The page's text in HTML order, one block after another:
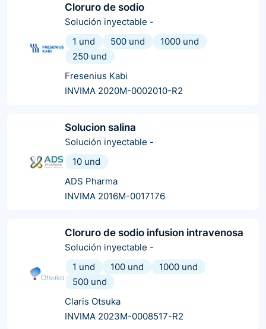
Cloruro de sodio
Solución inyectable -
1 und
500 und
1000 und
250 und
Fresenius Kabi
INVIMA 2020M-0002010-R2
Solucion salina
Solución inyectable -
10 und
ADS Pharma
INVIMA 2016M-0017176
Cloruro de sodio infusion intravenosa
Solución inyectable -
1 und
100 und
1000 und
500 und
Claris Otsuka
INVIMA 2023M-0008517-R2